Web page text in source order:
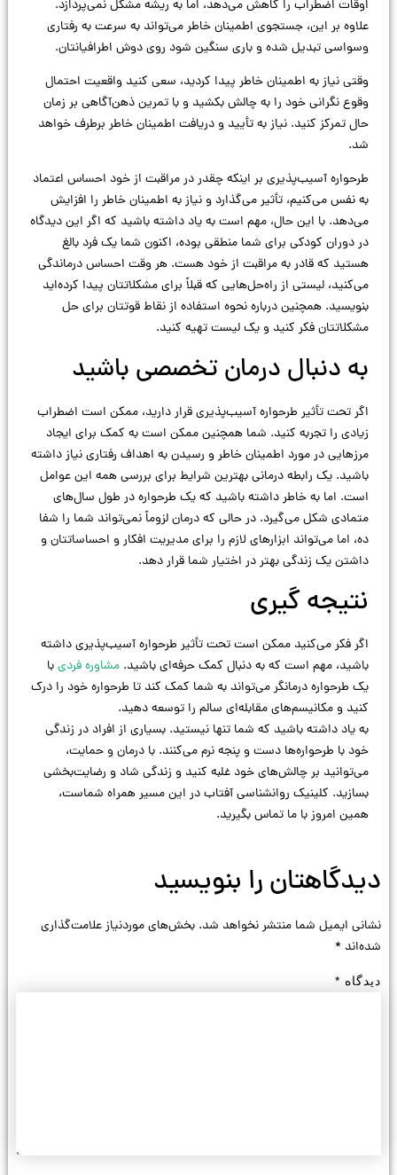
اوقات اضطراب را کاهش می‌دهد، اما به ریشه مشکل نمی‌پردازد.
علاوه بر این، جستجوی اطمینان خاطر می‌تواند به سرعت به رفتاری
وسواسی تبدیل شده و باری سنگین شود روی دوش اطرافیانتان.
وقتی نیاز به اطمینان خاطر پیدا کردید، سعی کنید واقعیت احتمال
وقوع نگرانی خود را به چالش بکشید و با تمرین ذهن‌آگاهی بر زمان
حال تمرکز کنید. نیاز به تأیید و دریافت اطمینان خاطر برطرف خواهد
شد.
طرحواره آسیب‌پذیری بر اینکه چقدر در مراقبت از خود احساس اعتماد
به نفس می‌کنیم، تأثیر می‌گذارد و نیاز به اطمینان خاطر را افزایش
می‌دهد. با این حال، مهم است به یاد داشته باشید که اگر این دیدگاه
در دوران کودکی برای شما منطقی بوده، اکنون شما یک فرد بالغ
هستید که قادر به مراقبت از خود هست. هر وقت احساس درماندگی
می‌کنید، لیستی از راه‌حل‌هایی که قبلاً برای مشکلاتتان پیدا کرده‌اید
بنویسید. همچنین درباره نحوه استفاده از نقاط قوتتان برای حل
مشکلاتتان فکر کنید و یک لیست تهیه کنید.
به دنبال درمان تخصصی باشید
اگر تحت تأثیر طرحواره آسیب‌پذیری قرار دارید، ممکن است اضطراب
زیادی را تجربه کنید. شما همچنین ممکن است به کمک برای ایجاد
مرزهایی در مورد اطمینان خاطر و رسیدن به اهداف رفتاری نیاز داشته
باشید. یک رابطه درمانی بهترین شرایط برای بررسی همه این عوامل
است. اما به خاطر داشته باشید که یک طرحواره در طول سال‌های
متمادی شکل می‌گیرد. در حالی که درمان لزوماً نمی‌تواند شما را شفا
ده، اما می‌تواند ابزارهای لازم را برای مدیریت افکار و احساساتتان و
داشتن یک زندگی بهتر در اختیار شما قرار دهد.
نتیجه گیری
اگر فکر می‌کنید ممکن است تحت تأثیر طرحواره آسیب‌پذیری داشته
باشید، مهم است که به دنبال کمک حرفه‌ای باشید. مشاوره فردیبا
یک طرحواره درمانگر می‌تواند به شما کمک کند تا طرحواره خود را درک
کنید و مکانیسم‌های مقابله‌ای سالم را توسعه دهید.
به یاد داشته باشید که شما تنها نیستید. بسیاری از افراد در زندگی
خود با طرحواره‌ها دست و پنجه نرم می‌کنند. با درمان و حمایت،
می‌توانید بر چالش‌های خود غلبه کنید و زندگی شاد و رضایت‌بخشی
بسازید. کلینیک روانشناسی آفتاب در این مسیر همراه شماست،
همین امروز با ما تماس بگیرید.
دیدگاهتان را بنویسید
نشانی ایمیل شما منتشر نخواهد شد. بخش‌های موردنیاز علامت‌گذاری
شده‌اند *
دیدگاه *